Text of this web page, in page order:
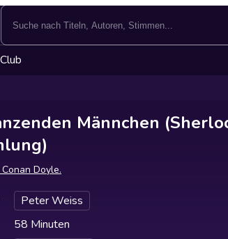
Männchen
Doyle.
Peter Weiss
58 Minuten